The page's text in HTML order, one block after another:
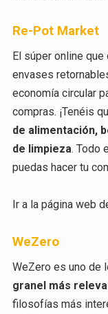
Re-Pot Market
El súper online
envases
economía circular
compras. ¡Tenéis
de alimentación,
de limpieza. Todo
puedas hacer tu
Ir a la página web
WeZero
WeZero es uno de
granel más
filosofías más